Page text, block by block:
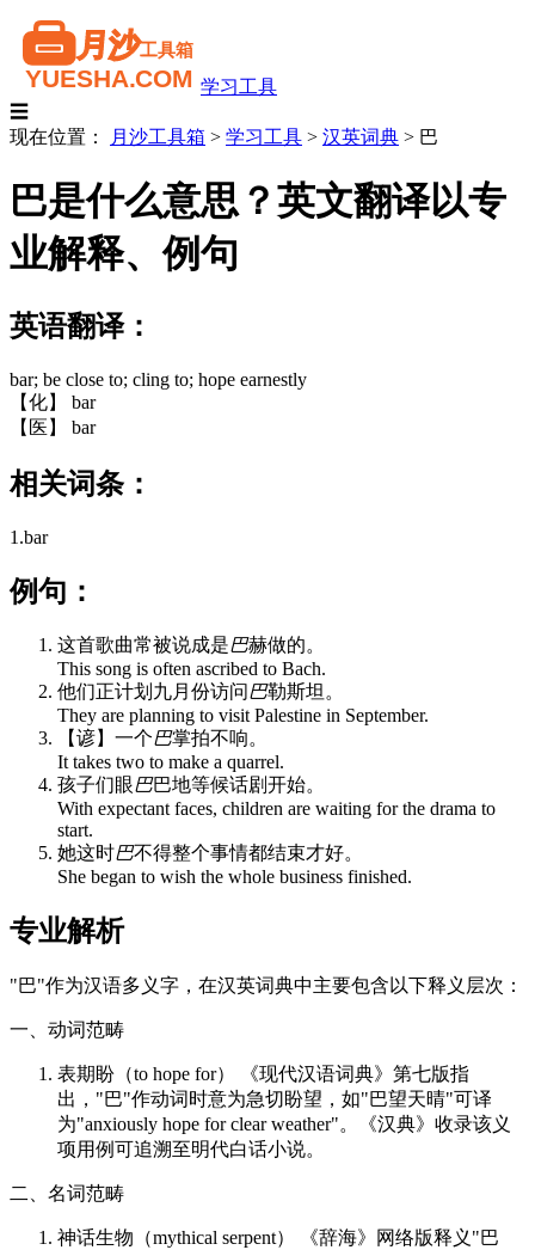
学习工具
☰
现在位置：
月沙工具箱 > 学习工具 > 汉英词典 > 巴
巴是什么意思？英文翻译以专
业解释、例句
英语翻译：
bar; be close to; cling to; hope earnestly
【化】 bar
【医】 bar
相关词条：
1.bar
例句：
这首歌曲常被说成是巴赫做的。
This song is often ascribed to Bach.
他们正计划九月份访问巴勒斯坦。
They are planning to visit Palestine in September.
【谚】一个巴掌拍不响。
It takes two to make a quarrel.
孩子们眼巴巴地等候话剧开始。
With expectant faces, children are waiting for the drama to
start.
她这时巴不得整个事情都结束才好。
She began to wish the whole business finished.
专业解析
"巴"作为汉语多义字，在汉英词典中主要包含以下释义层次：
一、动词范畴
表期盼（to hope for） 《现代汉语词典》第七版指
出，"巴"作动词时意为急切盼望，如"巴望天晴"可译
为"anxiously hope for clear weather"。《汉典》收录该义
项用例可追溯至明代白话小说。
二、名词范畴
神话生物（mythical serpent） 《辞海》网络版释义"巴